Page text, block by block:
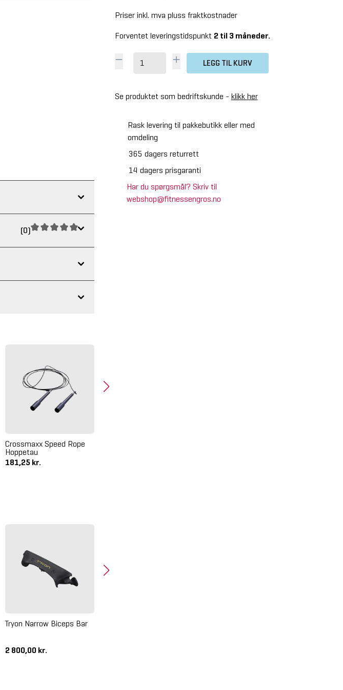
Priser inkl. mva pluss fraktkostnader
Forventet leveringstidspunkt 2 til 3 måneder.
LEGG TIL KURV
Se produktet som bedriftskunde - klikk her
Rask levering til pakkebutikk eller med
omdeling
365 dagers returrett
14 dagers prisgaranti
Har du spørgsmål? Skriv til
webshop@fitnessengros.no
(0)
Crossmaxx Speed Rope
Hoppetau
181,25 kr.
Tryon Narrow Biceps Bar
2 800,00 kr.